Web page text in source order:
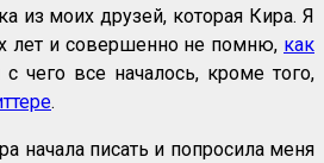
из моих друзей, которая Кира. Я
лет и совершенно не помню, как
с чего все началось, кроме того,
.
начала писать и попросила меня